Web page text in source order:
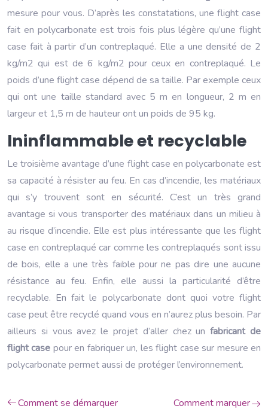
mesure pour vous. D’après les constatations, une flight case
fait en polycarbonate est trois fois plus légère qu’une flight
case fait à partir d’un contreplaqué. Elle a une densité de 2
kg/m2 qui est de 6 kg/m2 pour ceux en contreplaqué. Le
poids d’une flight case dépend de sa taille. Par exemple ceux
qui ont une taille standard avec 5 m en longueur, 2 m en
largeur et 1,5 m de hauteur ont un poids de 95 kg.
Ininflammable et recyclable
Le troisième avantage d’une flight case en polycarbonate est
sa capacité à résister au feu. En cas d’incendie, les matériaux
qui s’y trouvent sont en sécurité. C’est un très grand
avantage si vous transporter des matériaux dans un milieu à
au risque d’incendie. Elle est plus intéressante que les flight
case en contreplaqué car comme les contreplaqués sont issu
de bois, elle a une très faible pour ne pas dire une aucune
résistance au feu. Enfin, elle aussi la particularité d’être
recyclable. En fait le polycarbonate dont quoi votre flight
case peut être recyclé quand vous en n’aurez plus besoin. Par
ailleurs si vous avez le projet d’aller chez unfabricant de
flight case pour en fabriquer un, les flight case sur mesure en
polycarbonate permet aussi de protéger l’environnement.
Comment se démarquer
Comment marquer